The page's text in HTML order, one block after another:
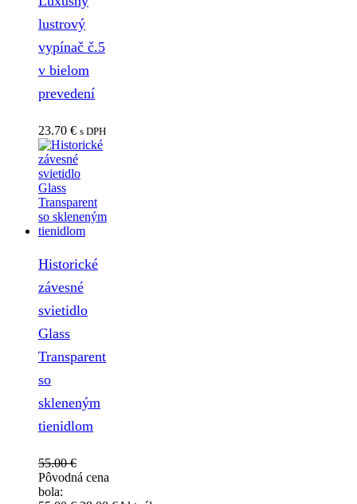
lustrový
vypínač č.5
v bielom
prevedení
23.70 € s DPH
Historické
závesné
svietidlo
Glass
Transparent
so
skleneným
tienidlom
55.00€
Pôvodná cena
bola: